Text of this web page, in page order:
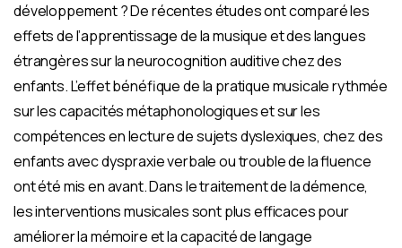
développement ? De récentes études ont comparé les
effets de l’apprentissage de la musique et des langues
étrangères sur la neurocognition auditive chez des
enfants. L’effet bénéfique de la pratique musicale rythmée
sur les capacités métaphonologiques et sur les
compétences en lecture de sujets dyslexiques, chez des
enfants avec dyspraxie verbale ou trouble de la fluence
ont été mis en avant. Dans le traitement de la démence,
les interventions musicales sont plus efficaces pour
améliorer la mémoire et la capacité de langage